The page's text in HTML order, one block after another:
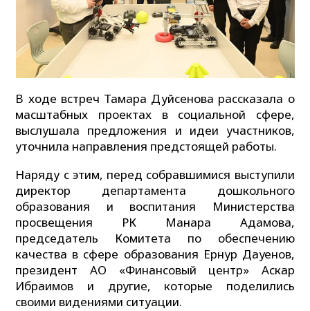
В ходе встреч Тамара Дуйсенова рассказала о
масштабных проектах в социальной сфере,
выслушала предложения и идеи участников,
уточнила направления предстоящей работы.
Наряду с этим, перед собравшимися выступили
директор департамента дошкольного
образования и воспитания Министерства
просвещения РК Манара Адамова,
председатель Комитета по обеспечению
качества в сфере образования Ернур Дауенов,
президент АО «Финансовый центр» Аскар
Ибраимов и другие, которые поделились
своими видениями ситуации.